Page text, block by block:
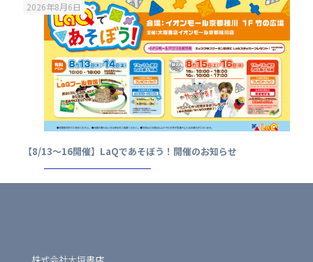
2026年8月6日
【8/13～16開催】LaQであそぼう！開催のお知らせ